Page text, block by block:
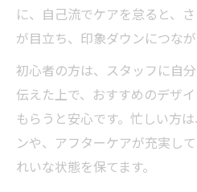
に、自己流でケアを怠ると、
が目立ち、印象ダウンにつなが
初心者の方は、スタッフに自
伝えた上で、おすすめのデザ
もらうと安心です。忙しい方
ンや、アフターケアが充実し
れいな状態を保てます。